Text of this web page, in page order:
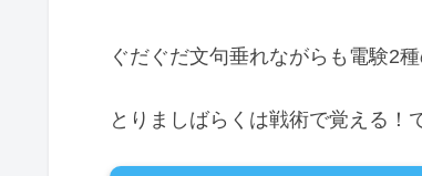
ぐだぐだ文句垂れながらも電験2
とりましばらくは戦術で覚える！